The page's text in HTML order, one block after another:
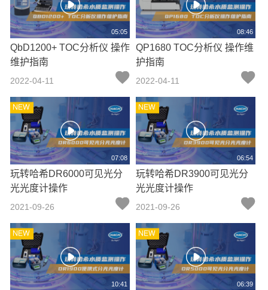
05:05
QbD1200+ TOC分析仪 操作
维护指南
2022-04-11
08:46
QP1680 TOC分析仪 操作维
护指南
2022-04-11
07:08
玩转哈希DR6000可见光分
光光度计操作
2021-09-26
06:54
玩转哈希DR3900可见光分
光光度计操作
2021-09-26
10:41 06:39